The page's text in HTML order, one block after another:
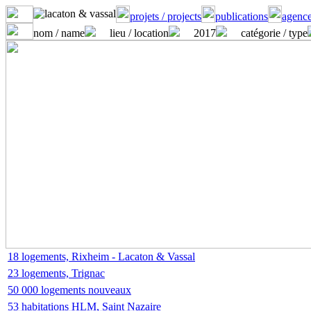
projets / projects publications
nom / name
lieu / location 2017 catégorie / type
18 logements, Rixheim - Lacaton & Vassal
23 logements, Trignac
50 000 logements nouveaux
53 habitations HLM, Saint Nazaire